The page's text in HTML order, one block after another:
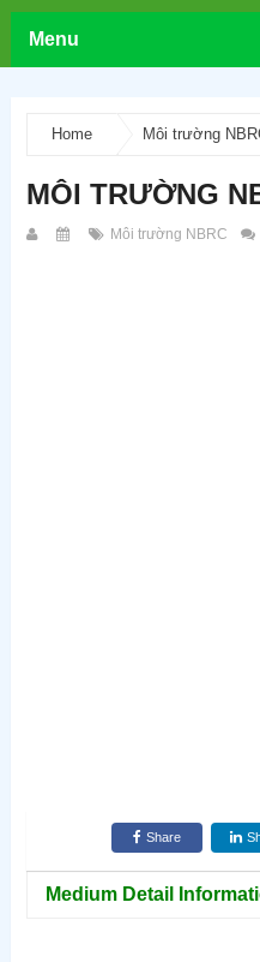
Menu
Home Môi trường
MÔI TRƯỜNG
Môi trường NBRC
Share
Medium Detail